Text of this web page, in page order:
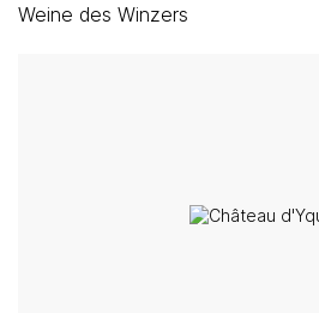
Weine des Winzers